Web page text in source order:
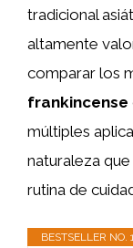
tradicional
altamente
comparar los
frankincense
múltiples
naturaleza
rutina de
BESTSELLER NO. 1